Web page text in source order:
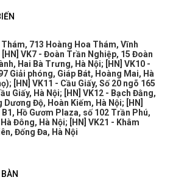
Thám, 713 Hoàng Hoa Thám, Vĩnh
[HN] VK7 - Đoàn Trần Nghiệp, 15 Đoàn
Hai Bà Trưng, Hà Nội;
[HN] VK10 -
Giải phóng, Giáp Bát, Hoàng Mai, Hà
;
[HN] VK11 - Cầu Giấy, Số 20 ngõ 165
Giấy, Hà Nội;
[HN] VK12 - Bạch Đằng,
Dương Độ, Hoàn Kiếm, Hà Nội;
[HN]
Hồ Gươm Plaza, số 102 Trần Phú,
Đông, Hà Nội;
[HN] VK21 - Khâm
Đống Đa, Hà Nội